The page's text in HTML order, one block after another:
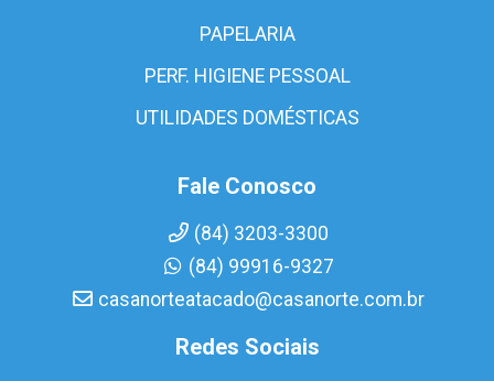
PAPELARIA
PERF. HIGIENE PESSOAL
UTILIDADES DOMÉSTICAS
Fale Conosco
(84) 3203-3300
(84) 99916-9327
casanorteatacado@casanorte.com.br
Redes Sociais